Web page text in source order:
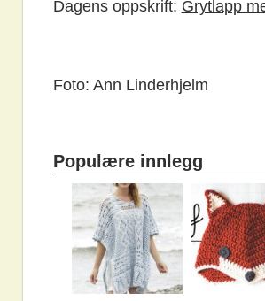
Dagens oppskrift: Grytlapp
Foto: Ann Linderhjelm
Populære innlegg